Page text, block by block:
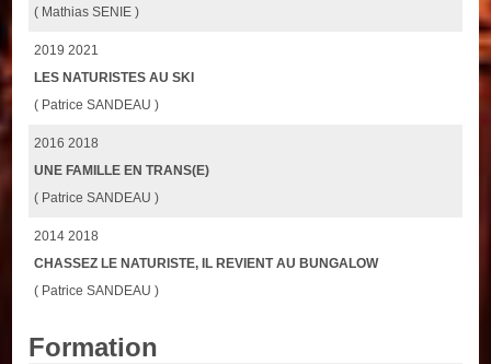
( Mathias SENIE )
2019 2021
LES NATURISTES AU SKI
( Patrice SANDEAU )
2016 2018
UNE FAMILLE EN TRANS(E)
( Patrice SANDEAU )
2014 2018
CHASSEZ LE NATURISTE, IL REVIENT AU BUNGALOW
( Patrice SANDEAU )
Formation